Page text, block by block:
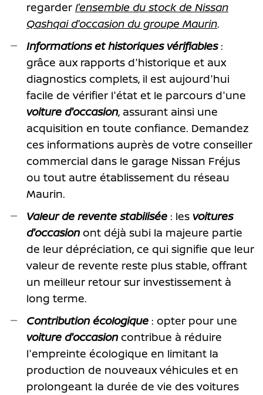
regarder l'ensemble du stock de Nissan
Qashqai d'occasion du groupe Maurin.
Informations et historiques vérifiables:
grâce aux rapports d'historique et aux
diagnostics complets, il est aujourd'hui
facile de vérifier l'état et le parcours d'une
voiture d'occasion, assurant ainsi une
acquisition en toute confiance. Demandez
ces informations auprès de votre conseiller
commercial dans le garage Nissan Fréjus
ou tout autre établissement du réseau
Maurin.
Valeur de revente stabilisée : les voitures
d'occasion ont déjà subi la majeure partie
de leur dépréciation, ce qui signifie que leur
valeur de revente reste plus stable, offrant
un meilleur retour sur investissement à
long terme.
Contribution écologique : opter pour une
voiture d'occasion contribue à réduire
l'empreinte écologique en limitant la
production de nouveaux véhicules et en
prolongeant la durée de vie des voitures